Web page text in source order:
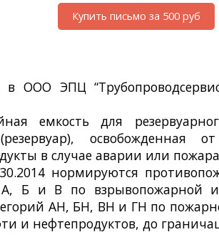
Купить письмо за 500 руб
в ООО ЭПЦ
емкость для
освобожденная
в случае аварии или
нормируются
А, Б и В по взрывопожарной
АН, БН, ВН и ГН по
и нефтепродуктов, до